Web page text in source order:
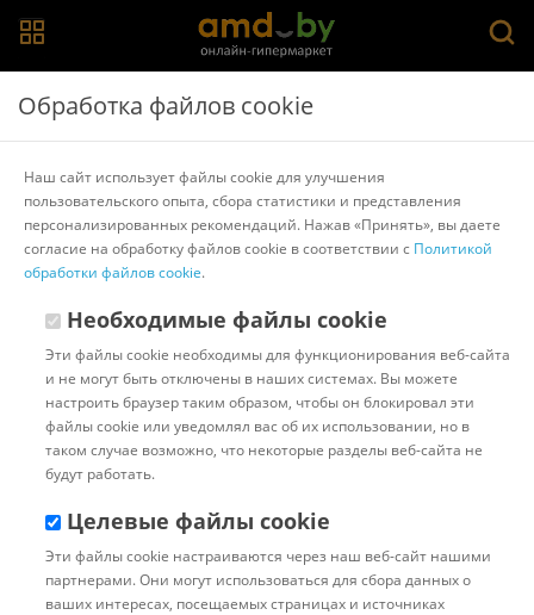
Главная > Каталог товаров Жесткие диски
ST1000VX012
Другие товары SEAGATE
Обработка файлов cookie
Наш сайт использует файлы cookie для улучшения
пользовательского опыта, сбора статистики и представления
персонализированных рекомендаций. Нажав «Принять», вы даете
согласие на обработку файлов cookie в соответствии с Политикой
обработки файлов cookie.
Необходимые файлы cookie
Эти файлы cookie необходимы для функционирования веб-сайта
и не могут быть отключены в наших системах. Вы можете
настроить браузер таким образом, чтобы он блокировал эти
файлы cookie или уведомлял вас об их использовании, но в
таком случае возможно, что некоторые разделы веб-сайта не
будут работать.
Целевые файлы cookie
Эти файлы cookie настраиваются через наш веб-сайт нашими
партнерами. Они могут использоваться для сбора данных о
ваших интересах, посещаемых страницах и источниках